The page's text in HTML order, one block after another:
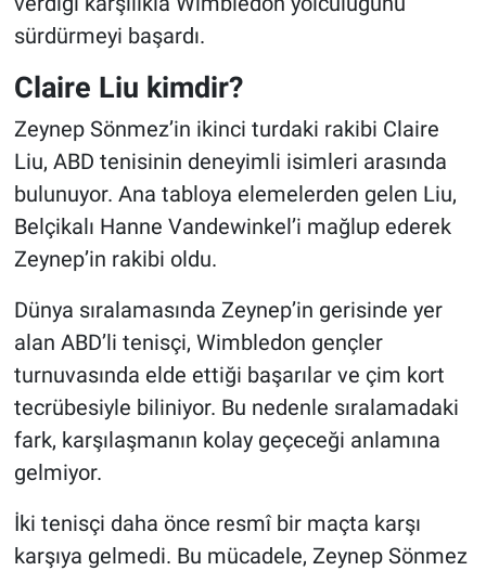
sürdürmeyi başardı.
Claire Liu kimdir?
Zeynep Sönmez’in ikinci turdaki rakibi Claire
Liu, ABD tenisinin deneyimli isimleri arasında
bulunuyor. Ana tabloya elemelerden gelen Liu,
Belçikalı Hanne Vandewinkel’i mağlup ederek
Zeynep’in rakibi oldu.
Dünya sıralamasında Zeynep’in gerisinde yer
alan ABD’li tenisçi, Wimbledon gençler
turnuvasında elde ettiği başarılar ve çim kort
tecrübesiyle biliniyor. Bu nedenle sıralamadaki
fark, karşılaşmanın kolay geçeceği anlamına
gelmiyor.
İki tenisçi daha önce resmî bir maçta karşı
karşıya gelmedi. Bu mücadele, Zeynep Sönmez